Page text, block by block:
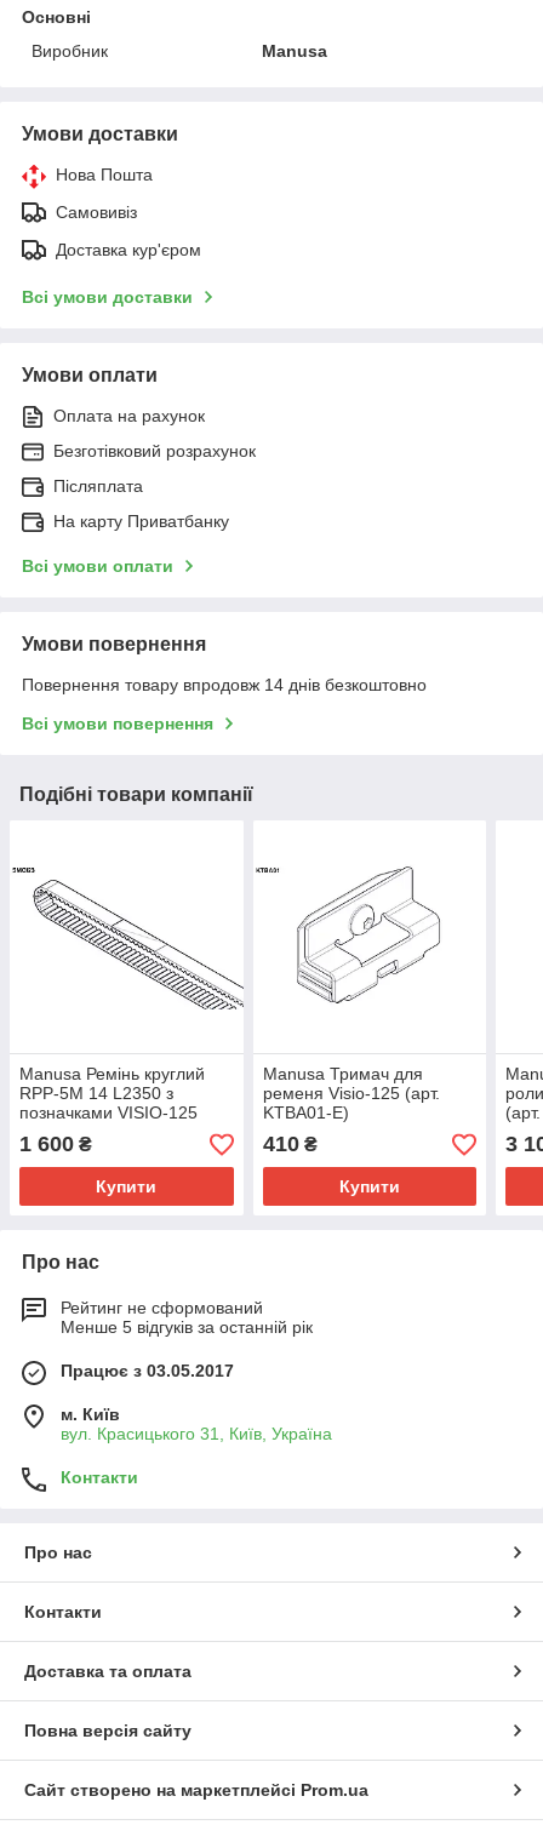
Основні
Виробник
Manusa
Умови доставки
Нова Пошта
Самовивіз
Доставка кур'єром
Всі умови доставки
Умови оплати
Оплата на рахунок
Безготівковий розрахунок
Післяплата
На карту Приватбанку
Всі умови оплати
Умови повернення
Повернення товару впродовж 14 днів безкоштовно
Всі умови повернення
Подібні товари компанії
Manusa Ремінь круглий
RPP-5M 14 L2350 з
позначками VISIO-125
(арт. SMCI23-E)
1 600 ₴
Купити
Manusa Тримач для
ременя Visio-125 (арт.
KTBA01-E)
410₴
Купити
3
Про нас
Рейтинг не сформований
Менше 5 відгуків за останній рік
Працює з 03.05.2017
м. Київ
вул. Красицького 31, Київ, Україна
Контакти
Про нас
Контакти
Доставка та оплата
Повна версія сайту
Сайт створено на маркетплейсі Prom.ua